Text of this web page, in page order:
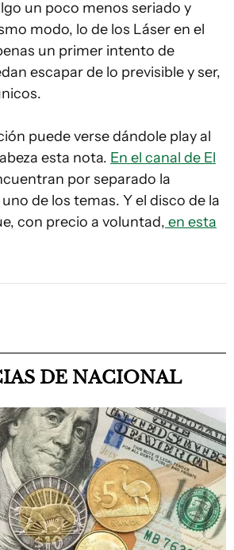
un poco menos seriado y
modo, lo de los Láser en el
un primer intento de
escapar de lo previsible y ser,
puede verse dándole play al
esta nota. En el canal de El
por separado la
de los temas. Y el disco de la
con precio a voluntad, en esta
DE NACIONAL